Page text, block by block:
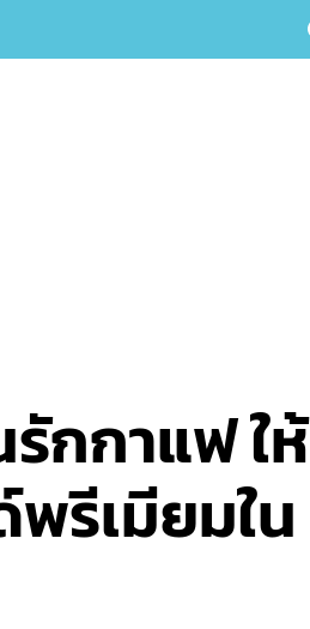
กกาแฟ ให้
รีเมียมใน